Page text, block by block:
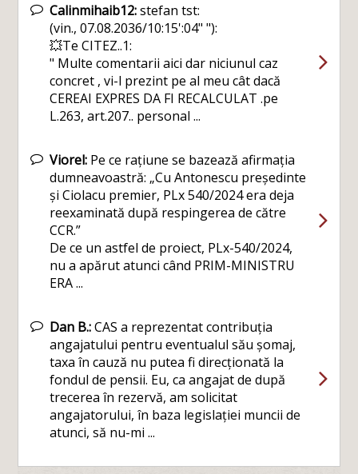
Calinmihaib12:stefan tst:
(vin., 07.08.2036/10:15':04" "):
💥Te CITEZ..1:
" Multe comentarii aici dar niciunul caz
concret , vi-l prezint pe al meu cât dacă
CEREAI EXPRES DA FI RECALCULAT .pe
L.263, art.207.. personal ...
Viorel: Pe ce rațiune se bazează afirmația
dumneavoastră: „Cu Antonescu președinte
și Ciolacu premier, PLx 540/2024 era deja
reexaminată după respingerea de către
CCR.”
De ce un astfel de proiect, PLx-540/2024,
nu a apărut atunci când PRIM-MINISTRU
ERA ...
Dan B.:CAS a reprezentat contribuția
angajatului pentru eventualul său șomaj,
taxa în cauză nu putea fi direcționată la
fondul de pensii. Eu, ca angajat de după
trecerea în rezervă, am solicitat
angajatorului, în baza legislației muncii de
atunci, să nu-mi ...